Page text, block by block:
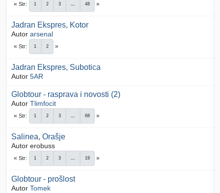
Str 1 2 3 ... 48
Jadran Ekspres, Kotor
Autor arsenal
Str 1 2
Jadran Ekspres, Subotica
Autor 5AR
Globtour - rasprava i novosti (2)
Autor Tlimfocit
Str 1 2 3 ... 68
Salinea, Orašje
Autor erobuss
Str 1 2 3 ... 19
Globtour - prošlost
Autor Tomek